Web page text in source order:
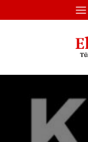
atla